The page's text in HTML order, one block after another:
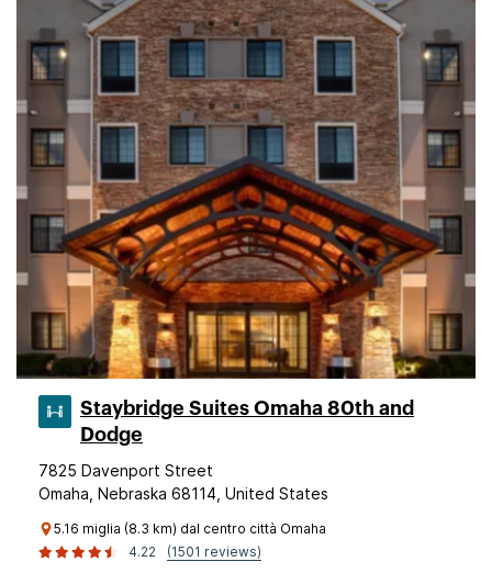
Staybridge Suites Omaha 80th and
Dodge
7825 Davenport Street
Omaha, Nebraska 68114, United States
5.16 miglia (8.3 km) dal centro città Omaha
4.22
(1501 reviews)